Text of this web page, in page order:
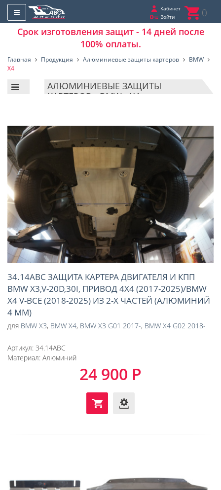
Кабинет
Войти
0
Срок изготовления защит - 14 дней после
100% оплаты.
Главная Продукция Алюминиевые защиты картеров
BMW
X4
АЛЮМИНИЕВЫЕ ЗАЩИТЫ
КАРТЕРОВ - BMW - X4
34.14ABC ЗАЩИТА КАРТЕРА ДВИГАТЕЛЯ И КПП
BMW X3,V-20D,30I, ПРИВОД 4Х4 (2017-2025)/BMW
X4 V-ВСЕ (2018-2025) ИЗ 2-Х ЧАСТЕЙ (АЛЮМИНИЙ
4 ММ)
для BMW X3, BMW X4, BMW X3 G01 2017-, BMW X4 G02 2018-
Артикул: 34.14ABC
Материал: Алюминий
24 900 Р